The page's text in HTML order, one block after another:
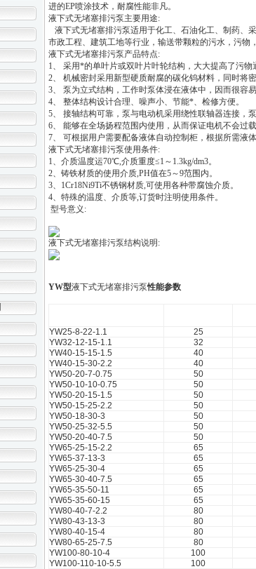
进的EP喷涂技术，耐腐性能非凡。
液下式无堵塞排污泵主要用途:
液下式无堵塞排污泵适用于化工、石油化工、制药、
市政工程、建筑工地等行业，输送带颗粒的污水，污物
液下式无堵塞排污泵产品特点:
1、 采用*的单叶片或双叶片叶轮结构，大大提高了污
2、
机械密封采用新型硬质耐腐的碳化钨材料，同时将
3、 泵为立式结构，工作时泵体浸在液体中，因而很容
4、
整体结构设计合理、噪声小、节能*、检修方便。
5、
接轴结构可靠，泵与电动机采用绕性联轴器连接，
6、
能够在全场扬程范围内使用，从而保证电机不会过载
7、
可根据用户需要配备液体自动控制柜，根据所需液
液下式无堵塞排污泵使用条件:
1、介质温度运70℃,介质重度≤1 ～ 1.3kg/dm3。
2、铸铁材质的使用介质,PH值在5～9范围内。
3、 1Cr18Ni9Ti不锈钢材质,可使用各种带腐蚀介质。
4、特殊的温度、介质等,订货时注明使用条件。
型号意义:
液下式无堵塞排污泵结构说明:
YW型液下式无堵塞排污泵性能参数
YW25-8-22-1.1
25
YW32-12-15-1.1
32
YW40-15-15-1.5
40
YW40-15-30-2.2
40
YW50-20-7-0.75
50
YW50-10-10-0.75
50
YW50-20-15-1.5
50
YW50-15-25-2.2
50
YW50-18-30-3
50
YW50-25-32-5.5
50
YW50-20-40-7.5
50
YW65-25-15-2.2
65
YW65-37-13-3
65
YW65-25-30-4
65
YW65-30-40-7.5
65
YW65-35-50-11
65
YW65-35-60-15
65
YW80-40-7-2.2
80
YW80-43-13-3
80
YW80-40-15-4
80
YW80-65-25-7.5
80
YW100-80-10-4
100
YW100-110-10-5.5
100